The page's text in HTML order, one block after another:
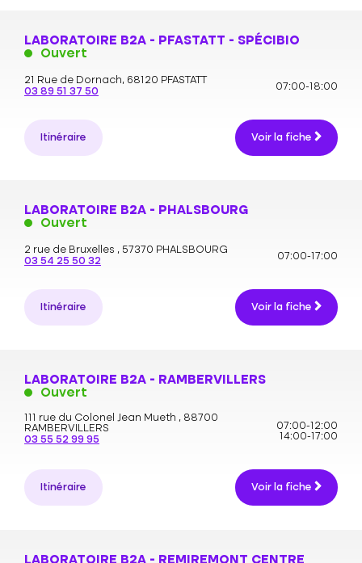
LABORATOIRE B2A - PFASTATT - SPÉCIBIO
Ouvert
21 Rue de Dornach, 68120 PFASTATT
03 89 51 37 50
07:00-18:00
Itinéraire Voir la fiche
LABORATOIRE B2A - PHALSBOURG
Ouvert
2 rue de Bruxelles , 57370 PHALSBOURG
03 54 25 50 32
07:00-17:00
Itinéraire Voir la fiche
LABORATOIRE B2A - RAMBERVILLERS
Ouvert
111 rue du Colonel Jean Mueth , 88700
RAMBERVILLERS
03 55 52 99 95
07:00-12:00
14:00-17:00
Itinéraire Voir la fiche